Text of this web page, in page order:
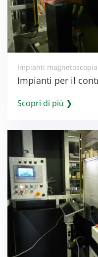
Impianti magnetoscopia
Impianti per il
Scopri di più ❯